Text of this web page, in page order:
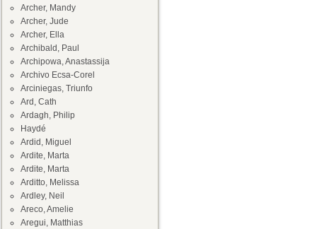
Archer, Mandy
Archer, Jude
Archer, Ella
Archibald, Paul
Archipowa, Anastassija
Archivo Ecsa-Corel
Arciniegas, Triunfo
Ard, Cath
Ardagh, Philip
Haydé
Ardid, Miguel
Ardite, Marta
Ardite, Marta
Arditto, Melissa
Ardley, Neil
Areco, Amelie
Aregui, Matthias